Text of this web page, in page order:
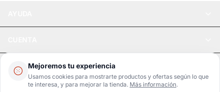
Mejoremos tu experiencia
Usamos cookies para mostrarte productos y ofertas según lo que
te interesa, y para mejorar la tienda. Más información.
LEGAL